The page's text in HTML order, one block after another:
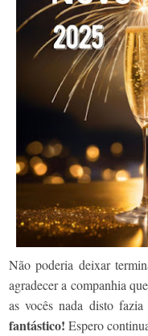
Não poderia deixar
agradecer a companhia
as vocês nada disto
fantástico! Espero